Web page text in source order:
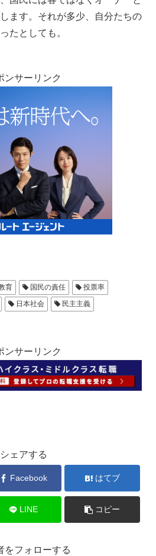
ます。それが多少、自分たちの
たとしても。
ンサーリンク
育 国民の責任
投票率
日本社会
民主主義
ンサーリンク
シェアする
Facebook はてブ
LINE コピー
をフォローする